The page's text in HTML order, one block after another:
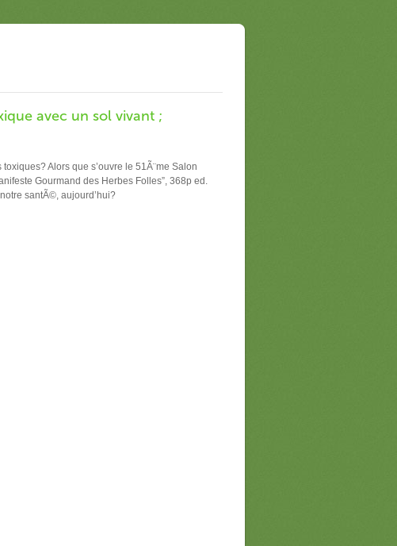
avec un sol vivant ;
Alors que s’ouvre le 51Ã¨me Salon
Gourmand des Herbes Folles”, 368p ed.
santÃ©, aujourd’hui?